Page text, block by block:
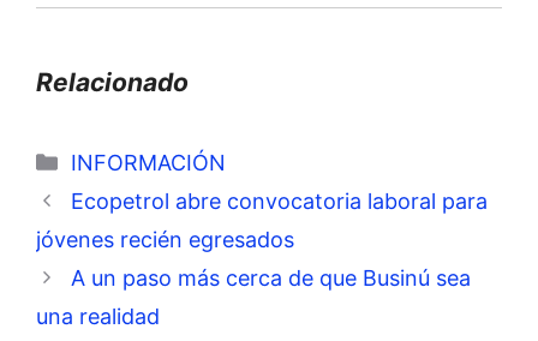
Relacionado
Categorías
INFORMACIÓN
Ecopetrol abre convocatoria laboral para
jóvenes recién egresados
A un paso más cerca de que Businú sea
una realidad